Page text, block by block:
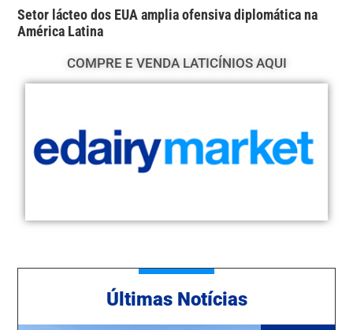
Setor lácteo dos EUA amplia ofensiva diplomática na
América Latina
COMPRE E VENDA LATICÍNIOS AQUI
Ú ltimas Notícias